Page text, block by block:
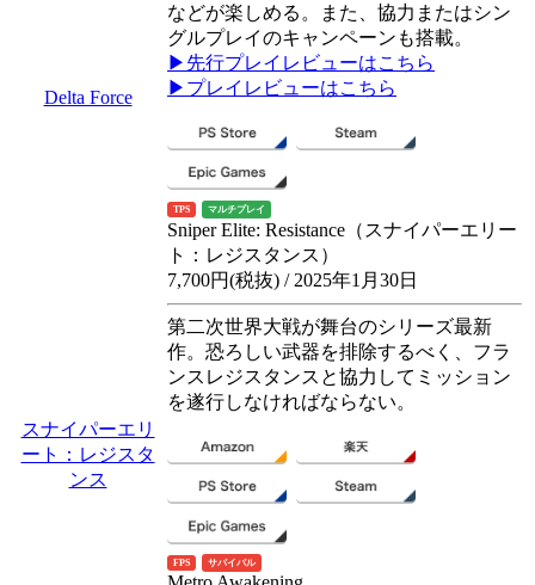
Delta Force
などが楽しめる。また、協力またはシン
グルプレイのキャンペーンも搭載。
▶先行プレイレビューはこちら
▶プレイレビューはこちら
スナイパーエリ
ート：レジスタ
ンス
TPS マルチプレイ
Sniper Elite: Resistance（スナイパーエリー
ト：レジスタンス）
7,700円(税抜) / 2025年1月30日
第二次世界大戦が舞台のシリーズ最新
作。恐ろしい武器を排除するべく、フラ
ンスレジスタンスと協力してミッション
を遂行しなければならない。
FPS サバイバル